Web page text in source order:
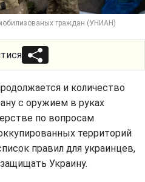
граждан (УНИАН)
и количество
с оружием в руках
по вопросам
территорий
правил для украинцев,
Украину.